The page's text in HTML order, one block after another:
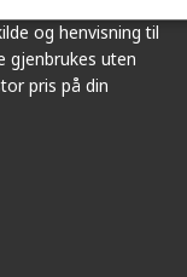
Illustrasjoner,
og henvisning til
gjenbrukes uten
pris på din